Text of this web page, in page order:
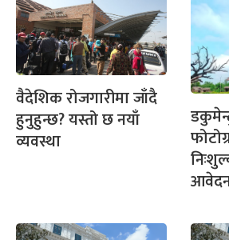
वैदेशिक रोजगारीमा जाँदै
हुनुहुन्छ? यस्तो छ नयाँ
व्यवस्था